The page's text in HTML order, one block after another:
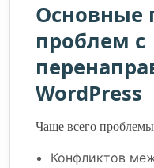
Основные
проблем с
WordPress
Чаще всего
Конфликтов